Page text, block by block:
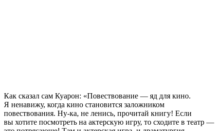
Как сказал сам Куарон: «Повествование — яд для кино.
Я ненавижу, когда кино становится заложником
повествования. Ну-ка, не ленись, прочитай книгу! Если
вы хотите посмотреть на актерскую игру, то сходите в театр —